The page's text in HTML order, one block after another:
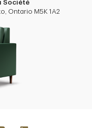
Société
Ontario M5K 1A2